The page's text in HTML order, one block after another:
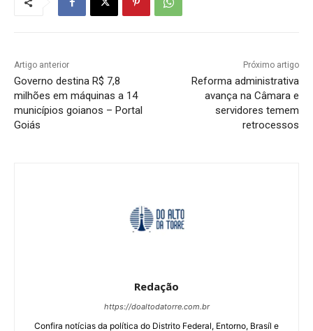
Artigo anterior
Governo destina R$ 7,8
milhões em máquinas a 14
municípios goianos – Portal
Goiás
Próximo artigo
Reforma administrativa
avança na Câmara e
servidores temem
retrocessos
Redação
https://doaltodatorre.com.br
Confira notícias da política do Distrito Federal, Entorno, Brasíl e